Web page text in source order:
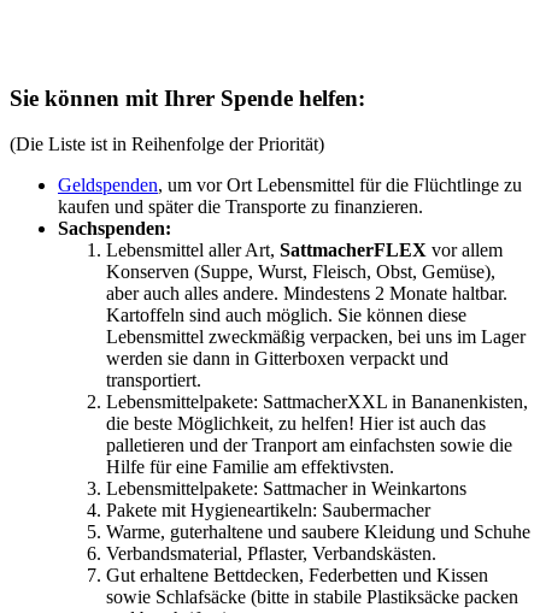
Sie können mit Ihrer Spende helfen:
(Die Liste ist in Reihenfolge der Priorität)
Geldspenden, um vor Ort Lebensmittel für die Flüchtlinge zu
kaufen und später die Transporte zu finanzieren.
Sachspenden:
Lebensmittel aller Art, SattmacherFLEX vor allem
Konserven (Suppe, Wurst, Fleisch, Obst, Gemüse),
aber auch alles andere. Mindestens 2 Monate haltbar.
Kartoffeln sind auch möglich. Sie können diese
Lebensmittel zweckmäßig verpacken, bei uns im Lager
werden sie dann in Gitterboxen verpackt und
transportiert.
Lebensmittelpakete: SattmacherXXL in Bananenkisten,
die beste Möglichkeit, zu helfen! Hier ist auch das
palletieren und der Tranport am einfachsten sowie die
Hilfe für eine Familie am effektivsten.
Lebensmittelpakete: Sattmacher in Weinkartons
Pakete mit Hygieneartikeln: Saubermacher
Warme, guterhaltene und saubere Kleidung und Schuhe
Verbandsmaterial, Pflaster, Verbandskästen.
Gut erhaltene Bettdecken, Federbetten und Kissen
sowie Schlafsäcke (bitte in stabile Plastiksäcke packen